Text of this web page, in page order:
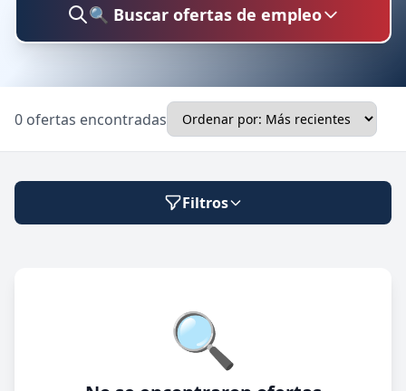
🔍 Buscar ofertas de empleo
Ubicación
🔍 Buscar
0 ofertas encontradas
Filtros
Modalidad de trabajo🔍